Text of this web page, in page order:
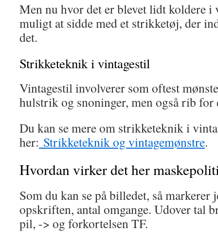
Men nu hvor det er blevet lidt koldere i
muligt at sidde med et strikketøj, der
det.
Strikketeknik i vintagestil
Vintagestil involverer som oftest
hulstrik og snoninger, men også rib for
Du kan se mere om strikketeknik i
her: Strikketeknik og vintagemønstre.
Hvordan virker det her
Som du kan se på billedet, så markerer
opskriften, antal omgange. Udover tal
pil, -> og forkortelsen TF.